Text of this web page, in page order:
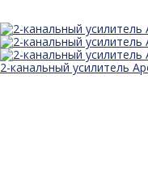
2-канальный усилитель